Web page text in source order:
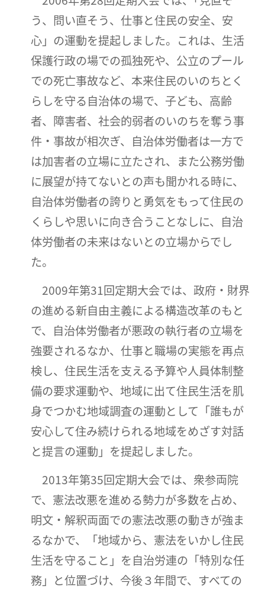
う、問い直そう、仕事と住民の安全、安
心」の運動を提起しました。これは、生活
保護行政の場での孤独死や、公立のプール
での死亡事故など、本来住民のいのちとく
らしを守る自治体の場で、子ども、高齢
者、障害者、社会的弱者のいのちを奪う事
件・事故が相次ぎ、自治体労働者は一方で
は加害者の立場に立たされ、また公務労働
に展望が持てないとの声も聞かれる時に、
自治体労働者の誇りと勇気をもって住民の
くらしや思いに向き合うことなしに、自治
体労働者の未来はないとの立場からでし
た。
2009年第31回定期大会では、政府・財界
の進める新自由主義による構造改革のもと
で、自治体労働者が悪政の執行者の立場を
強要されるなか、仕事と職場の実態を再点
検し、住民生活を支える予算や人員体制整
備の要求運動や、地域に出て住民生活を肌
身でつかむ地域調査の運動として「誰もが
安心して住み続けられる地域をめざす対話
と提言の運動」を提起しました。
2013年第35回定期大会では、衆参両院
で、憲法改悪を進める勢力が多数を占め、
明文・解釈両面での憲法改悪の動きが強ま
るなかで、「地域から、憲法をいかし住民
生活を守ること」を自治労連の「特別な任
務」と位置づけ、今後３年間で、すべての